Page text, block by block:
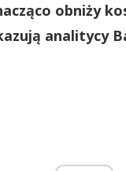
obniży
analitycy